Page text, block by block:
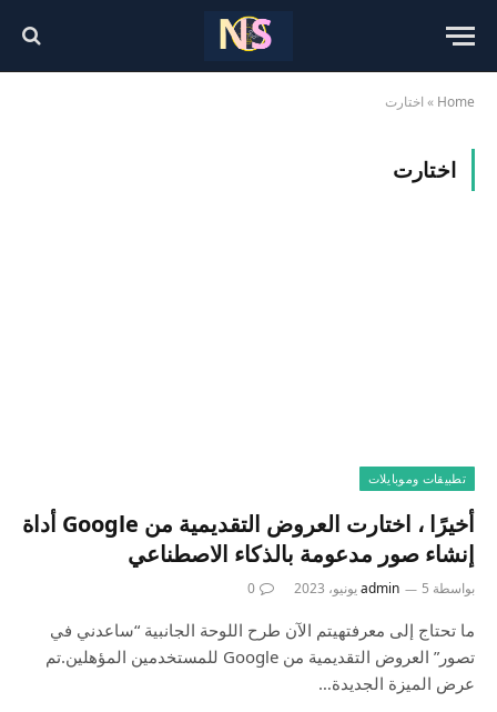
Home
» اختارت
اختارت
تطبيقات وموبايلات
أخيرًا ، اختارت العروض التقديمية من Google أداة
إنشاء صور مدعومة بالذكاء الاصطناعي
بواسطة admin 5 يونيو، 2023 0
ما تحتاج إلى معرفتهيتم الآن طرح اللوحة الجانبية “ساعدني في
تصور” العروض التقديمية من Google للمستخدمين المؤهلين.تم
عرض الميزة الجديدة…